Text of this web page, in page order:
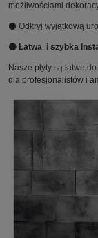
możliwościami
⚫ Odkryj wyjątkową
⚫ Łatwa i szybka
Nasze płyty są łatwe
dla profesjonalistów i